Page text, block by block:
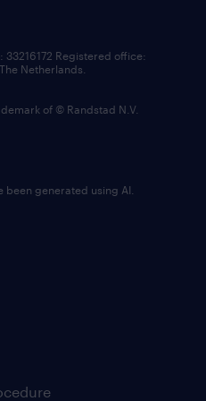
Registered office:
Netherlands.
of © Randstad N.V.
been generated using AI.